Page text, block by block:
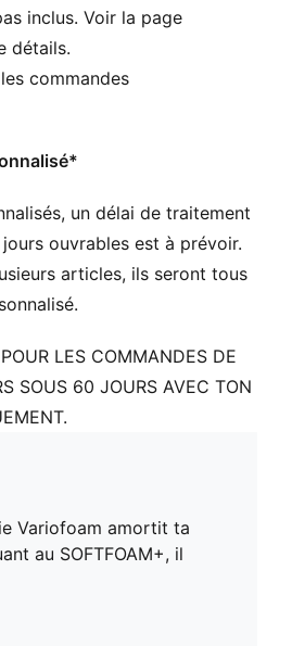
maintien optimal sur les
: recommandé pour les
: recommandé pour les
inclus. Voir la page
détails.
commandes
un délai de traitement
ouvrables est à prévoir.
articles, ils seront tous
POUR LES COMMANDES DE
SOUS 60 JOURS AVEC TON
Variofoam amortit ta
au SOFTFOAM+, il